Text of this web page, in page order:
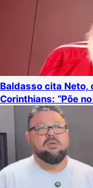
Baldasso cita
Corinthians: “Põe no